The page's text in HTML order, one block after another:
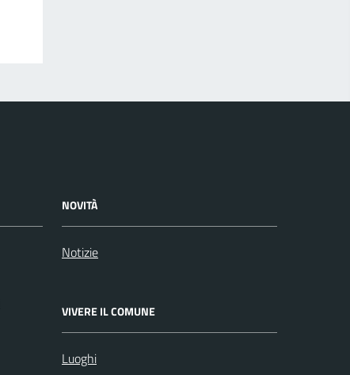
NOVITÀ
Notizie
VIVERE IL COMUNE
Luoghi